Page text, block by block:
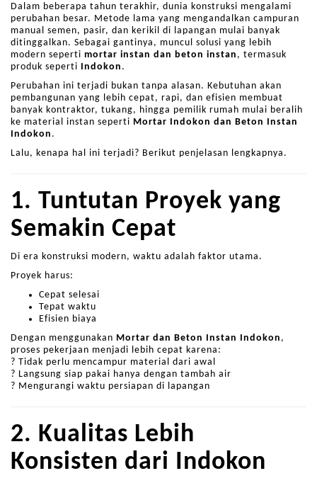
Dalam beberapa tahun terakhir, dunia konstruksi mengalami
perubahan besar. Metode lama yang mengandalkan campuran
manual semen, pasir, dan kerikil di lapangan mulai banyak
ditinggalkan. Sebagai gantinya, muncul solusi yang lebih
modern seperti mortar instan dan beton instan , termasuk
produk seperti Indokon .
Perubahan ini terjadi bukan tanpa alasan. Kebutuhan akan
pembangunan yang lebih cepat, rapi, dan efisien membuat
banyak kontraktor, tukang, hingga pemilik rumah mulai beralih
ke material instan seperti Mortar Indokon dan Beton Instan
Indokon .
Lalu, kenapa hal ini terjadi? Berikut penjelasan lengkapnya.
1. Tuntutan Proyek yang
Semakin Cepat
Di era konstruksi modern, waktu adalah faktor utama.
Proyek harus:
Cepat selesai
Tepat waktu
Efisien biaya
Dengan menggunakan Mortar dan Beton Instan Indokon ,
proses pekerjaan menjadi lebih cepat karena:
? Tidak perlu mencampur material dari awal
? Langsung siap pakai hanya dengan tambah air
? Mengurangi waktu persiapan di lapangan
2. Kualitas Lebih
Konsisten dari Indokon